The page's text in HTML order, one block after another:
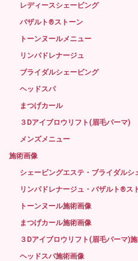
レディースシェービング
バザルト®ストーン
トーンヌールメニュー
リンパドレナージュ
ブライダルシェービング
ヘッドスパ
まつげカール
３Dアイブロウリフト(眉毛パーマ)
メンズメニュー
施術画像
シェービングエステ・ブライダルシ
リンパドレナージュ・バザルト®ス
トーンヌール施術画像
まつげカール施術画像
３Dアイブロウリフト(眉毛パーマ)
ヘッドスパ施術画像